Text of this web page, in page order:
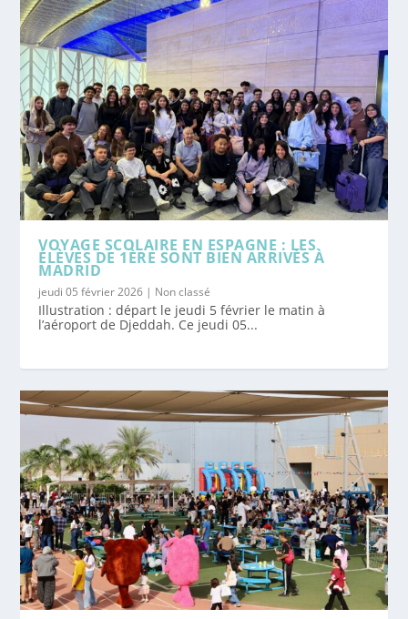
VOYAGE SCOLAIRE EN ESPAGNE : LES
ÉLÈVES DE 1ÈRE SONT BIEN ARRIVÉS À
MADRID
jeudi 05 février 2026 | Non classé
Illustration : départ le jeudi 5 février le matin à
l’aéroport de Djeddah. Ce jeudi 05...